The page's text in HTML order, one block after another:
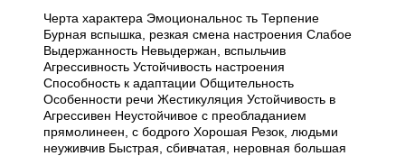
Черта характера Эмоциональнос ть Терпение
Бурная вспышка, резкая смена настроения Слабое
Выдержанность Невыдержан, вспыльчив
Агрессивность Устойчивость настроения
Способность к адаптации Общительность
Особенности речи Жестикуляция Устойчивость в
Агрессивен Неустойчивое с преобладанием
прямолинеен, с бодрого Хорошая Резок, людьми
неуживчив Быстрая, сбивчатая, неровная большая